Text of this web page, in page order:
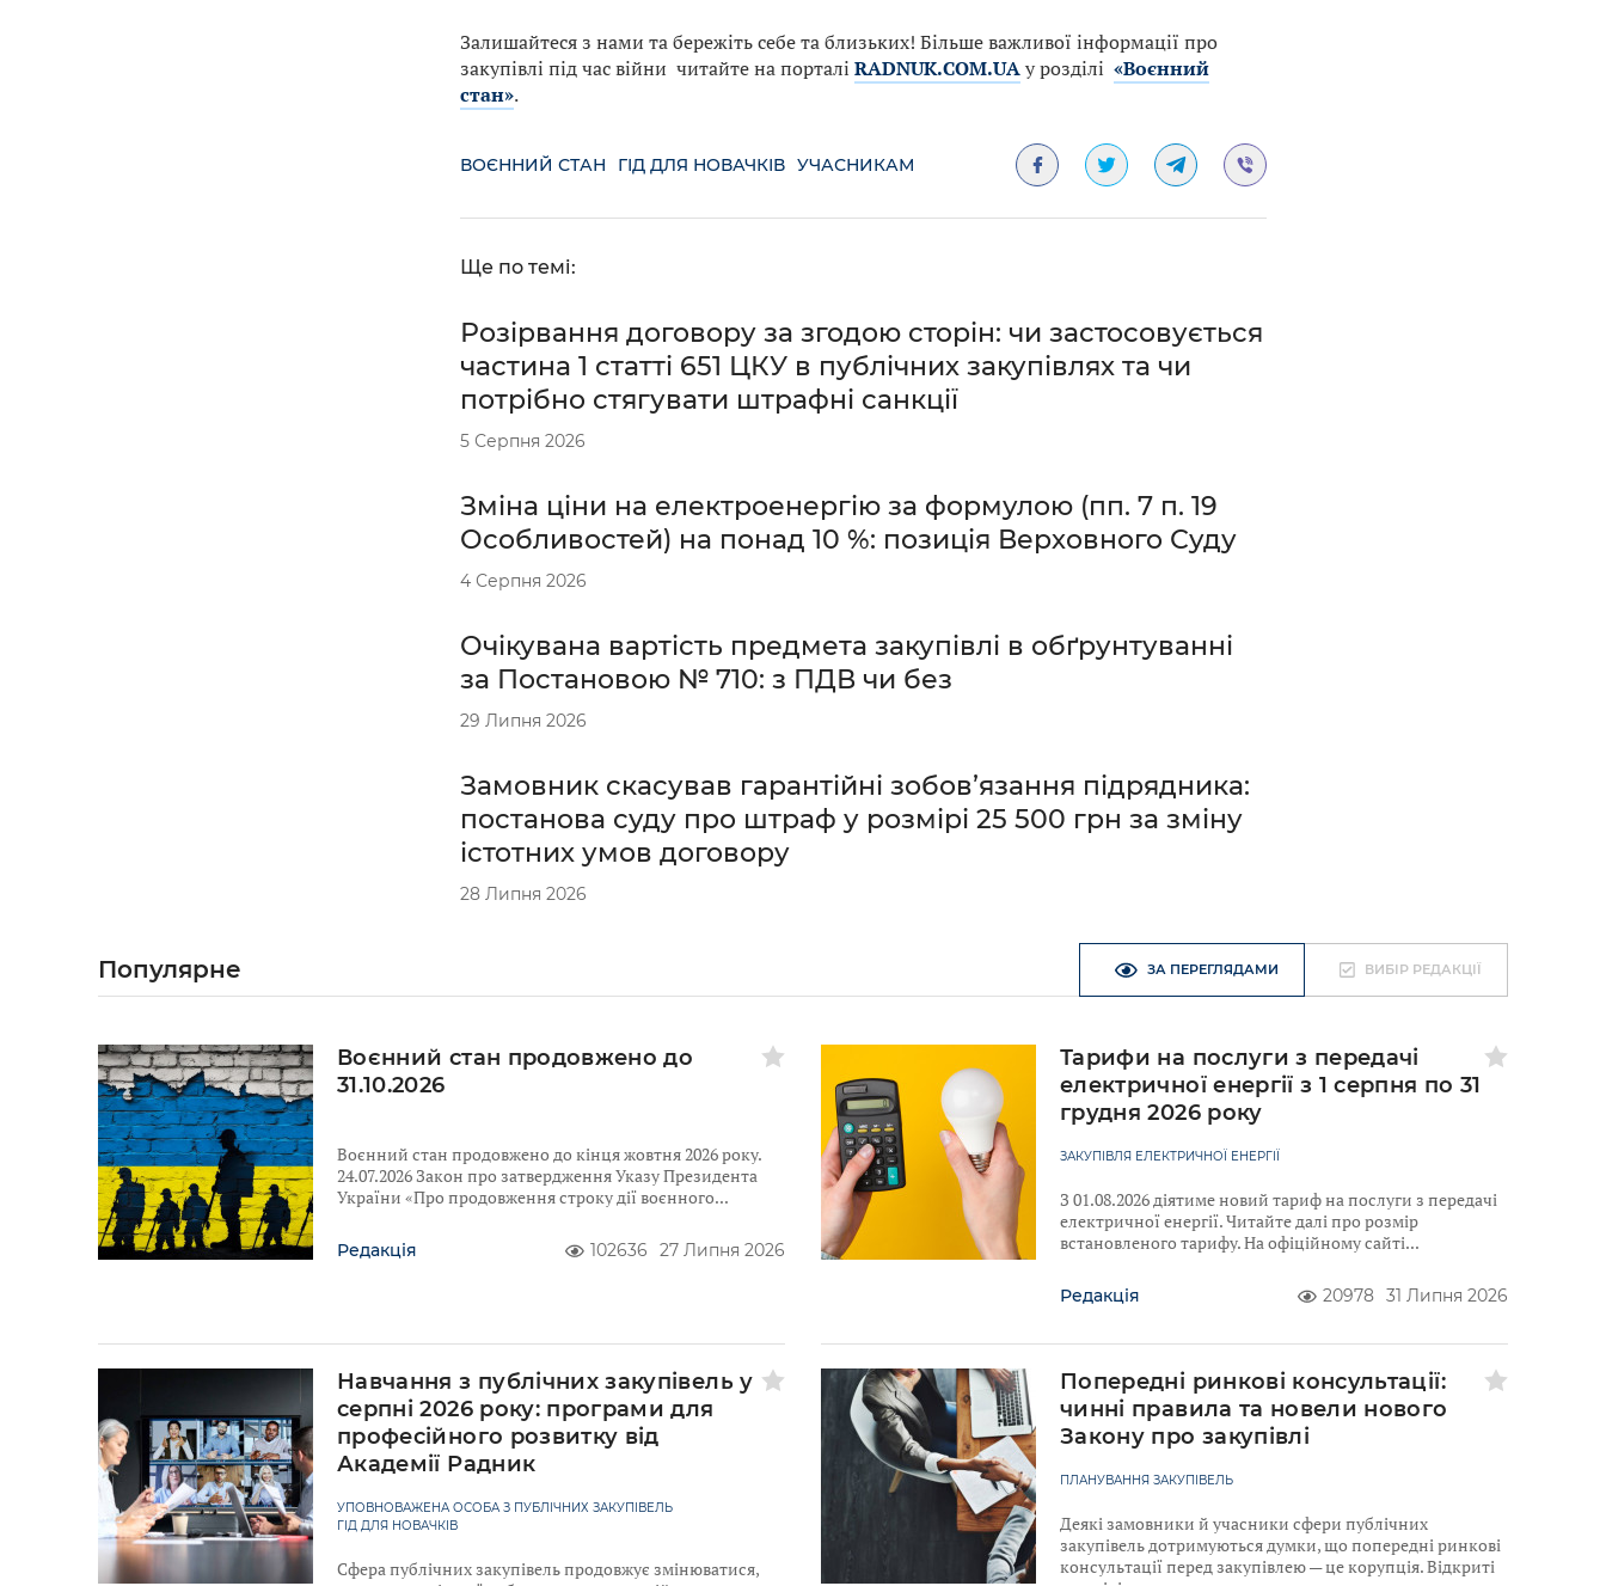
Залишайтеся з нами та бережіть себе та близьких! Більше важливої інформації про
закупівлі під час війни читайте на порталі RADNUK.COM.UAу розділі «Воєнний
стан».
ВОЄННИЙ СТАН ГІД ДЛЯ НОВАЧКІВ УЧАСНИКАМ
Ще по темі:
Розірвання договору за згодою сторін: чи застосовується
частина 1 статті 651 ЦКУ в публічних закупівлях та чи
потрібно стягувати штрафні санкції
5 Серпня 2026
Зміна ціни на електроенергію за формулою (пп. 7 п. 19
Особливостей) на понад 10 %: позиція Верховного Суду
4 Серпня 2026
Очікувана вартість предмета закупівлі в обґрунтуванні
за Постановою № 710: з ПДВ чи без
29 Липня 2026
Замовник скасував гарантійні зобов’язання підрядника:
постанова суду про штраф у розмірі 25 500 грн за зміну
істотних умов договору
28 Липня 2026
Популярне ЗА ПЕРЕГЛЯДАМИ ВИБІР РЕДАКЦІЇ
Воєнний стан продовжено до
31.10.2026
Воєнний стан продовжено до кінця жовтня 2026 року.
24.07.2026 Закон про затвердження Указу Президента
України «Про продовження строку дії воєнного
Редакція 102636 27 Липня 2026
Тарифи на послуги з передачі
електричної енергії з 1 серпня по 31
грудня 2026 року
ЗАКУПІВЛЯ ЕЛЕКТРИЧНОЇ ЕНЕРГІЇ
З 01.08.2026 діятиме новий тариф на послуги з передачі
електричної енергії. Читайте далі про розмір
встановленого тарифу. На офіційному сайті
Редакція 20978 31 Липня 2026
Навчання з публічних закупівель у
серпні 2026 року: програми для
професійного розвитку від
Академії Радник
УПОВНОВАЖЕНА ОСОБА З ПУБЛІЧНИХ ЗАКУПІВЕЛЬ
ГІД ДЛЯ НОВАЧКІВ
Сфера публічних закупівель продовжує змінюватися,
Попередні ринкові консультації:
чинні правила та новели нового
Закону про закупівлі
ПЛАНУВАННЯ ЗАКУПІВЕЛЬ
Деякі замовники й учасники сфери публічних
закупівель дотримуються думки, що попередні ринкові
консультації перед закупівлею — це корупція. Відкриті